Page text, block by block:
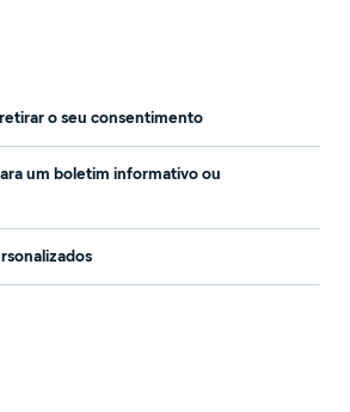
o seu consentimento
um boletim informativo ou